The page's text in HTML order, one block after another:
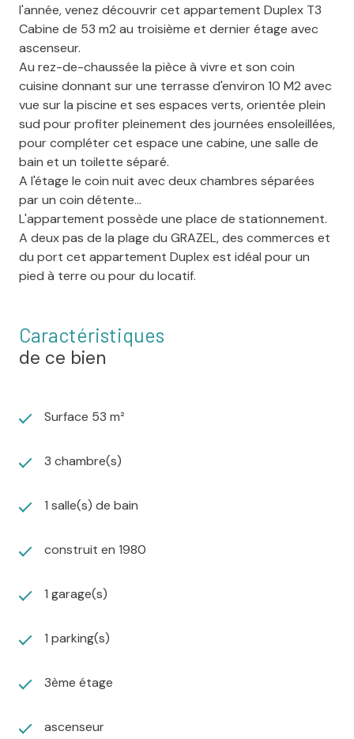
l'année, venez découvrir cet appartement Duplex T3
Cabine de 53 m2 au troisième et dernier étage avec
ascenseur.
Au rez-de-chaussée la pièce à vivre et son coin
cuisine donnant sur une terrasse d'environ 10 M2 avec
vue sur la piscine et ses espaces verts, orientée plein
sud pour profiter pleinement des journées ensoleillées,
pour compléter cet espace une cabine, une salle de
bain et un toilette séparé.
A l'étage le coin nuit avec deux chambres séparées
par un coin détente...
L'appartement possède une place de stationnement.
A deux pas de la plage du GRAZEL, des commerces et
du port cet appartement Duplex est idéal pour un
pied à terre ou pour du locatif.
Caractéristiques
de ce bien
Surface 53 m²
3 chambre(s)
1 salle(s) de bain
construit en 1980
1 garage(s)
1 parking(s)
3ème étage
ascenseur